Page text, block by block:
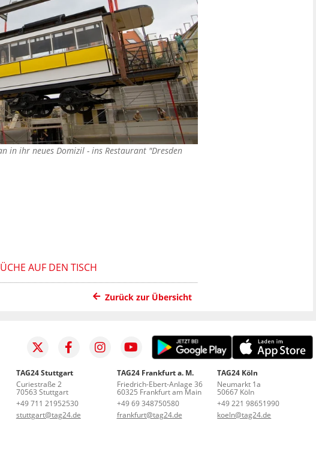
in ihr neues Domizil - ins Restaurant "Dresden
AUF DEN TISCH
Zurück zur Übersicht
TAG24 Stuttgart
Curiestraße 2
70563 Stuttgart
+49 711 21952530
stuttgart@tag24.de
TAG24 Frankfurt a. M.
Friedrich-Ebert-Anlage 36
60325 Frankfurt am Main
+49 69 348750580
frankfurt@tag24.de
TAG24 Köln
Neumarkt 1a
50667 Köln
+49 221 98651990
koeln@tag24.de